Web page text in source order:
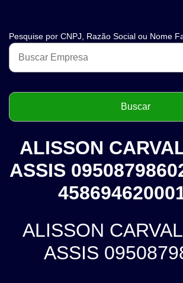
Pesquise por CNPJ, Razão Social ou Nome
ALISSON
ASSIS
ALISSON
ASSIS